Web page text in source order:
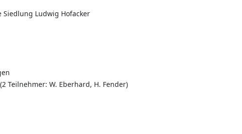
Siedlung Ludwig Hofacker
Teilnehmer: W. Eberhard, H. Fender)